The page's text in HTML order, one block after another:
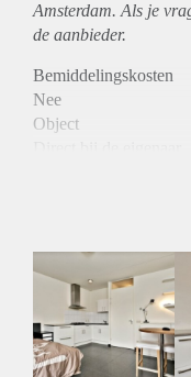
Amsterdam. Als je
de aanbieder.
Bemiddelingskosten
Nee
Object
Huurtoeslag
Niet mogelijk
Inkomen eis
3,1 X Maandhuur
Huurtermijn